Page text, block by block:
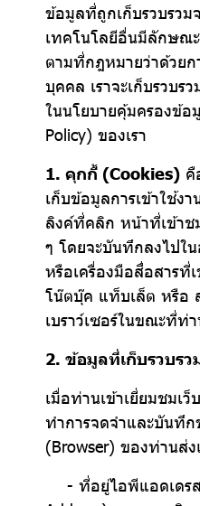
ข้อมูลที่ถูกเก็บรวบรวม
เทคโนโลยีอื่นมีลักษณ
ตามที่กฎหมายว่าด้วย
บุคคล เราจะเก็บรวบร
ในนโยบายคุ้มครองข้
Policy) ของเรา
1. คุกกี้ (Cookies) คื
เก็บข้อมูลการเข้าใช้ง
ลิงค์ที่คลิก หน้าที่เข้าช
ๆ โดยจะบันทึกลงไปใ
หรือเครื่องมือสื่อสารที่
โน๊ตบุ๊ค แท็บเล็ต หรือ
เบราว์เซอร์ในขณะที่ท่
2. ข้อมูลที่เก็บรวบร
เมื่อท่านเข้าเยี่ยมชมเว็
ทำการจดจำและบันทึก
(Browser) ของท่านส่
- ที่อยู่ไอพีแอดเดรส